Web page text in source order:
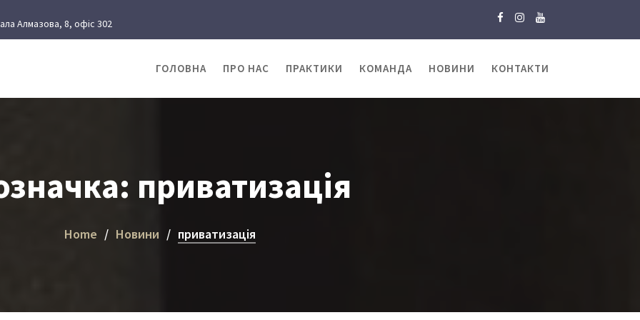
Алмазова, 8, офіс 302
ГОЛОВНА ПРО НАС ПРАКТИКИ КОМАНДА НОВИНИ КОНТАКТИ
приватизація
Home Новини приватизація